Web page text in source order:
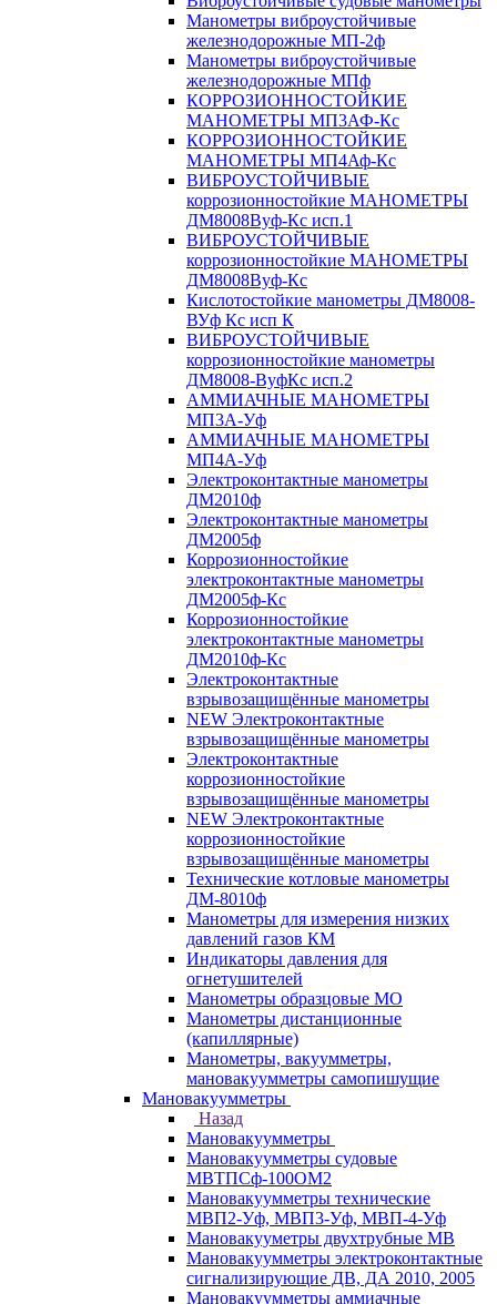
Манометры виброустойчивые
железнодорожные МП-2ф
Манометры виброустойчивые
железнодорожные МПф
КОРРОЗИОННОСТОЙКИЕ
МАНОМЕТРЫ МП3АФ-Кс
КОРРОЗИОННОСТОЙКИЕ
МАНОМЕТРЫ МП4Аф-Кс
ВИБРОУСТОЙЧИВЫЕ
коррозионностойкие МАНОМЕТРЫ
ДМ8008Вуф-Кс исп.1
ВИБРОУСТОЙЧИВЫЕ
коррозионностойкие МАНОМЕТРЫ
ДМ8008Вуф-Кс
Кислотостойкие манометры ДМ8008-
ВУф Кс исп К
ВИБРОУСТОЙЧИВЫЕ
коррозионностойкие манометры
ДМ8008-ВуфКс исп.2
АММИАЧНЫЕ МАНОМЕТРЫ
МП3А-Уф
АММИАЧНЫЕ МАНОМЕТРЫ
МП4А-Уф
Электроконтактные манометры
ДМ2010ф
Электроконтактные манометры
ДМ2005ф
Коррозионностойкие
электроконтактные манометры
ДМ2005ф-Кс
Коррозионностойкие
электроконтактные манометры
ДМ2010ф-Кс
Электроконтактные
взрывозащищённые манометры
NEW Электроконтактные
взрывозащищённые манометры
Электроконтактные
коррозионностойкие
взрывозащищённые манометры
NEW Электроконтактные
коррозионностойкие
взрывозащищённые манометры
Технические котловые манометры
ДМ-8010ф
Манометры для измерения низких
давлений газов КМ
Индикаторы давления для
огнетушителей
Манометры образцовые МО
Манометры дистанционные
(капиллярные)
Манометры, вакуумметры,
мановакуумметры самопишущие
Мановакуумметры
Назад
Мановакуумметры
Мановакуумметры судовые
МВТПСф-100ОМ2
Мановакуумметры технические
МВП2-Уф, МВП3-Уф, МВП-4-Уф
Мановакууметры двухтрубные МВ
Мановакуумметры электроконтактные
сигнализирующие ДВ, ДА 2010, 2005
Мановакуумметры аммиачные